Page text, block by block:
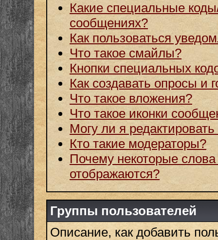
Какие специальные
сообщениях?
Как пользоваться
Что такое смайлы?
Кнопки специальных
Как создавать опросы и
Что такое вложения?
Что такое иконки
Могу ли я
Кто такие модераторы?
Почему некоторые
отображаются?
Группы пользователей
Описание, как добавить